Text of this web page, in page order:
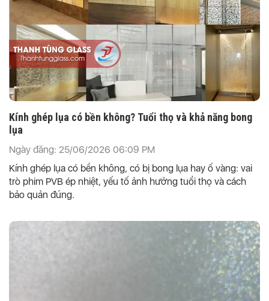
Kính ghép lụa có bền không? Tuổi thọ và khả năng bong
lụa
Ngày đăng: 25/06/2026 06:09 PM
Kính ghép lụa có bền không, có bị bong lụa hay ố vàng: vai
trò phim PVB ép nhiệt, yếu tố ảnh hưởng tuổi thọ và cách
bảo quản đúng.